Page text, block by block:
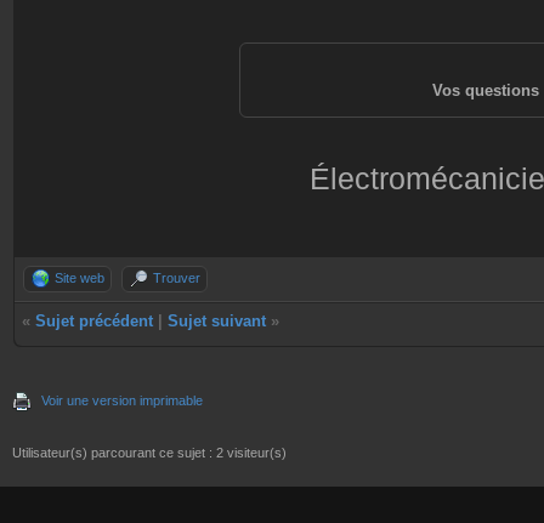
Vos questions
Site web Trouver
« Sujet précédent Sujet suivant »
Voir une version imprimable
Utilisateur(s) parcourant ce sujet : 2 visiteur(s)